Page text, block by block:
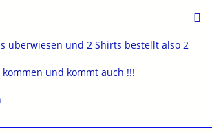
überwiesen und 2 Shirts bestellt also 2
kommen und kommt auch !!!